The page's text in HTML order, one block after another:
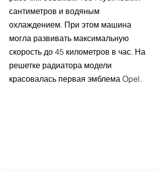
сантиметров и водяным
охлаждением. При этом машина
могла развивать максимальную
скорость до 45 километров в час. На
решетке радиатора модели
красовалась первая эмблема Opel.